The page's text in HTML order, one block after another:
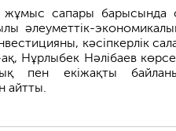
сапары барысында
әлеуметтік-
кәсіпкерлік
Нұрлыбек Нәлібаев
пен екіжақты
айтты.